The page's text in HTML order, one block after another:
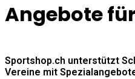
Angebote
Sportshop.ch unterstützt
Vereine mit